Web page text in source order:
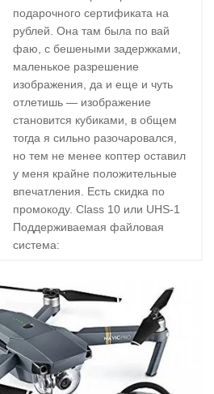
подарочного сертификата на
рублей. Она там была по вай
фаю, с бешеными задержками,
маленькое разрешение
изображения, да и еще и чуть
отлетишь — изображение
становится кубиками, в общем
тогда я сильно разочаровался,
но тем не менее коптер оставил
у меня крайне положительные
впечатления. Есть скидка по
промокоду. Class 10 или UHS-1
Поддерживаемая файловая
система: